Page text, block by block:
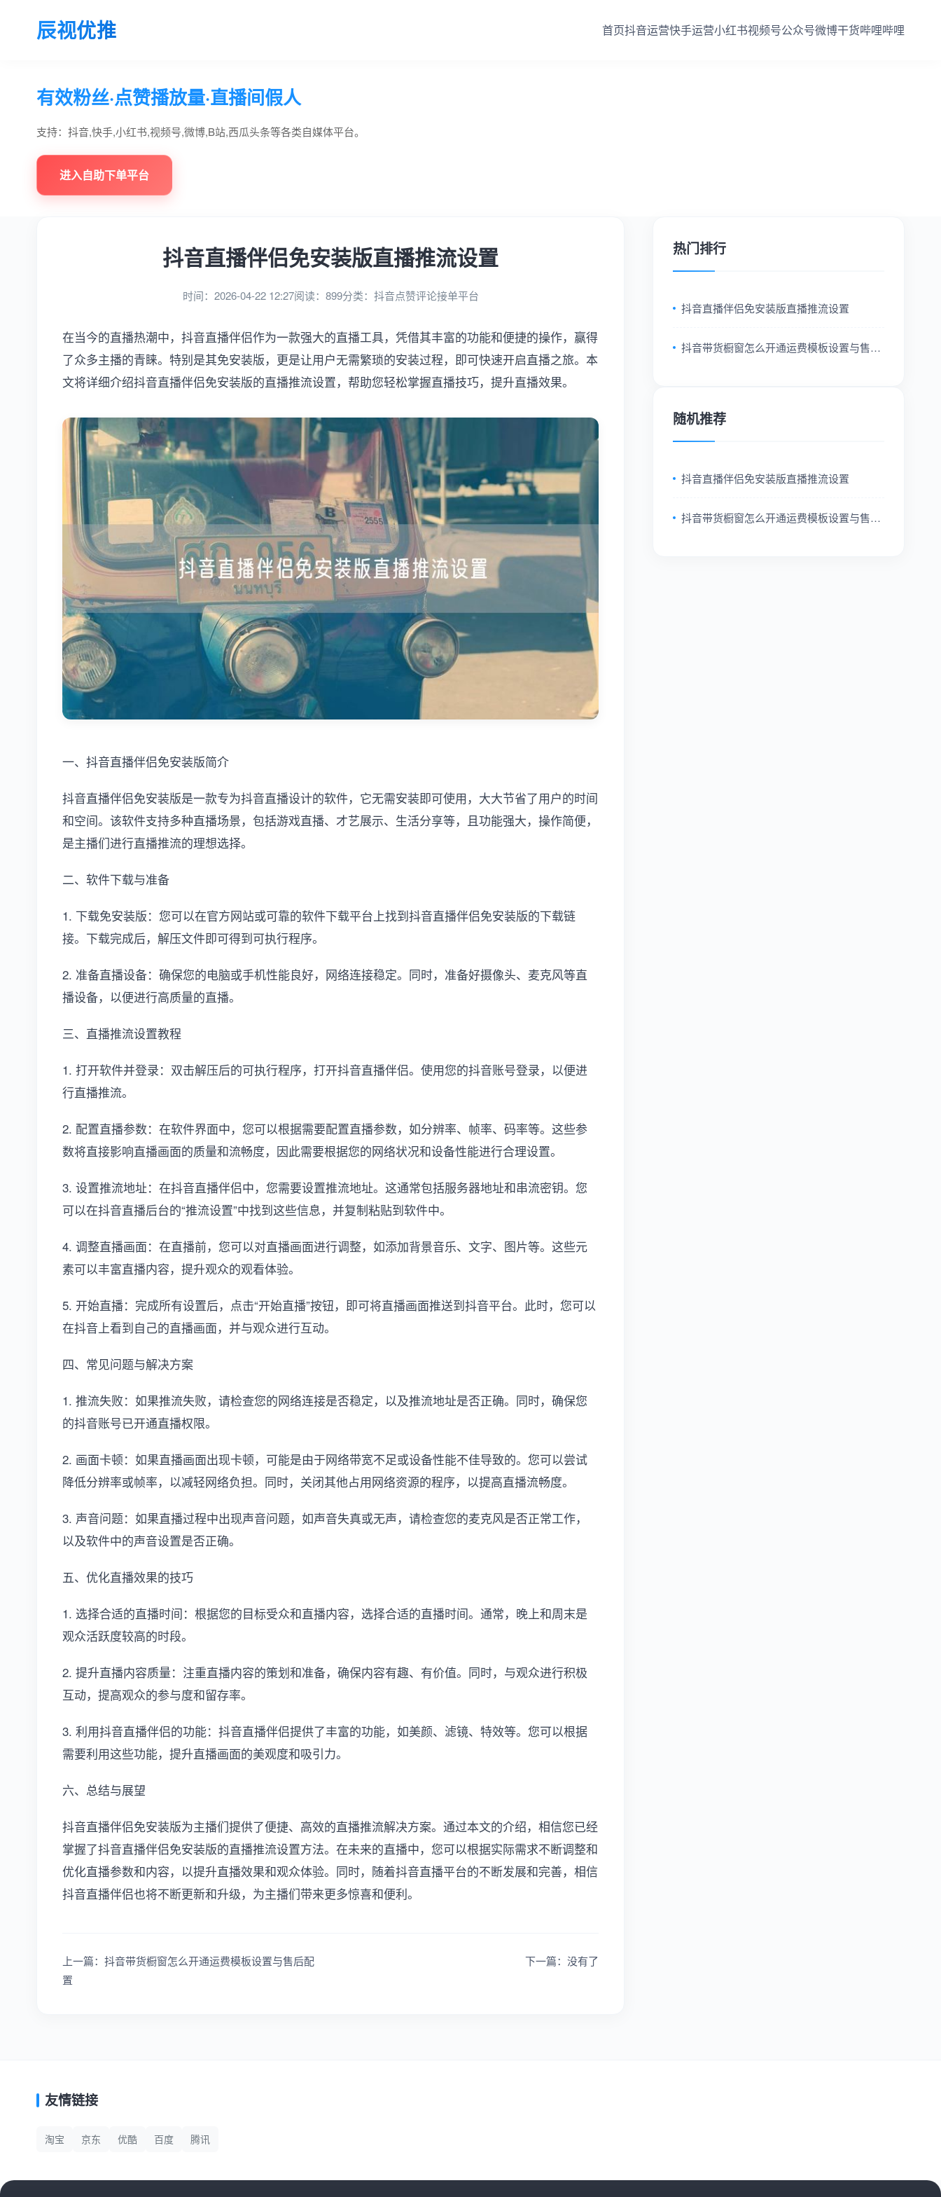
辰视优推 首页抖音运营快手运营小红书视频号公众号微博干货哔哩哔哩
有效粉丝·点赞播放量·直播间假人
支持：抖音,快手,小红书,视频号,微博,B站,西瓜头条等各类自媒体平台。
进入自助下单平台
抖音直播伴侣免安装版直播推流设置
时间：2026-04-22 12:27阅读：899分类： 抖音点赞评论接单平台
在当今的直播热潮中，抖音直播伴侣作为一款强大的直播工具，凭借其丰富的功能和便捷的操作，赢得
了众多主播的青睐。特别是其免安装版，更是让用户无需繁琐的安装过程，即可快速开启直播之旅。本
文将详细介绍抖音直播伴侣免安装版的直播推流设置，帮助您轻松掌握直播技巧，提升直播效果。
一、抖音直播伴侣免安装版简介
抖音直播伴侣免安装版是一款专为抖音直播设计的软件，它无需安装即可使用，大大节省了用户的时间
和空间。该软件支持多种直播场景，包括游戏直播、才艺展示、生活分享等，且功能强大，操作简便，
是主播们进行直播推流的理想选择。
二、软件下载与准备
1. 下载免安装版：您可以在官方网站或可靠的软件下载平台上找到抖音直播伴侣免安装版的下载链
接。下载完成后，解压文件即可得到可执行程序。
2. 准备直播设备：确保您的电脑或手机性能良好，网络连接稳定。同时，准备好摄像头、麦克风等直
播设备，以便进行高质量的直播。
三、直播推流设置教程
1. 打开软件并登录：双击解压后的可执行程序，打开抖音直播伴侣。使用您的抖音账号登录，以便进
行直播推流。
2. 配置直播参数：在软件界面中，您可以根据需要配置直播参数，如分辨率、帧率、码率等。这些参
数将直接影响直播画面的质量和流畅度，因此需要根据您的网络状况和设备性能进行合理设置。
3. 设置推流地址：在抖音直播伴侣中，您需要设置推流地址。这通常包括服务器地址和串流密钥。您
可以在抖音直播后台的“推流设置”中找到这些信息，并复制粘贴到软件中。
4. 调整直播画面：在直播前，您可以对直播画面进行调整，如添加背景音乐、文字、图片等。这些元
素可以丰富直播内容，提升观众的观看体验。
5. 开始直播：完成所有设置后，点击“开始直播”按钮，即可将直播画面推送到抖音平台。此时，您可以
在抖音上看到自己的直播画面，并与观众进行互动。
四、常见问题与解决方案
1. 推流失败：如果推流失败，请检查您的网络连接是否稳定，以及推流地址是否正确。同时，确保您
的抖音账号已开通直播权限。
2. 画面卡顿：如果直播画面出现卡顿，可能是由于网络带宽不足或设备性能不佳导致的。您可以尝试
降低分辨率或帧率，以减轻网络负担。同时，关闭其他占用网络资源的程序，以提高直播流畅度。
3. 声音问题：如果直播过程中出现声音问题，如声音失真或无声，请检查您的麦克风是否正常工作，
以及软件中的声音设置是否正确。
五、优化直播效果的技巧
1. 选择合适的直播时间：根据您的目标受众和直播内容，选择合适的直播时间。通常，晚上和周末是
观众活跃度较高的时段。
2. 提升直播内容质量：注重直播内容的策划和准备，确保内容有趣、有价值。同时，与观众进行积极
互动，提高观众的参与度和留存率。
3. 利用抖音直播伴侣的功能：抖音直播伴侣提供了丰富的功能，如美颜、滤镜、特效等。您可以根据
需要利用这些功能，提升直播画面的美观度和吸引力。
六、总结与展望
抖音直播伴侣免安装版为主播们提供了便捷、高效的直播推流解决方案。通过本文的介绍，相信您已经
掌握了抖音直播伴侣免安装版的直播推流设置方法。在未来的直播中，您可以根据实际需求不断调整和
优化直播参数和内容，以提升直播效果和观众体验。同时，随着抖音直播平台的不断发展和完善，相信
抖音直播伴侣也将不断更新和升级，为主播们带来更多惊喜和便利。
上一篇：抖音带货橱窗怎么开通运费模板设置与售后配
置
下一篇：没有了
热门排行
抖音直播伴侣免安装版直播推流设置
抖音带货橱窗怎么开通运费模板设置与售后
随机推荐
抖音直播伴侣免安装版直播推流设置
抖音带货橱窗怎么开通运费模板设置与售后
友情链接
淘宝 京东 优酷 百度 腾讯